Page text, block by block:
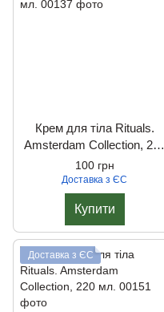
Крем для тіла Rituals.
Amsterdam Collection, 220
мл.
100 грн
Доставка з ЄС
Купити
Доставка з ЄС